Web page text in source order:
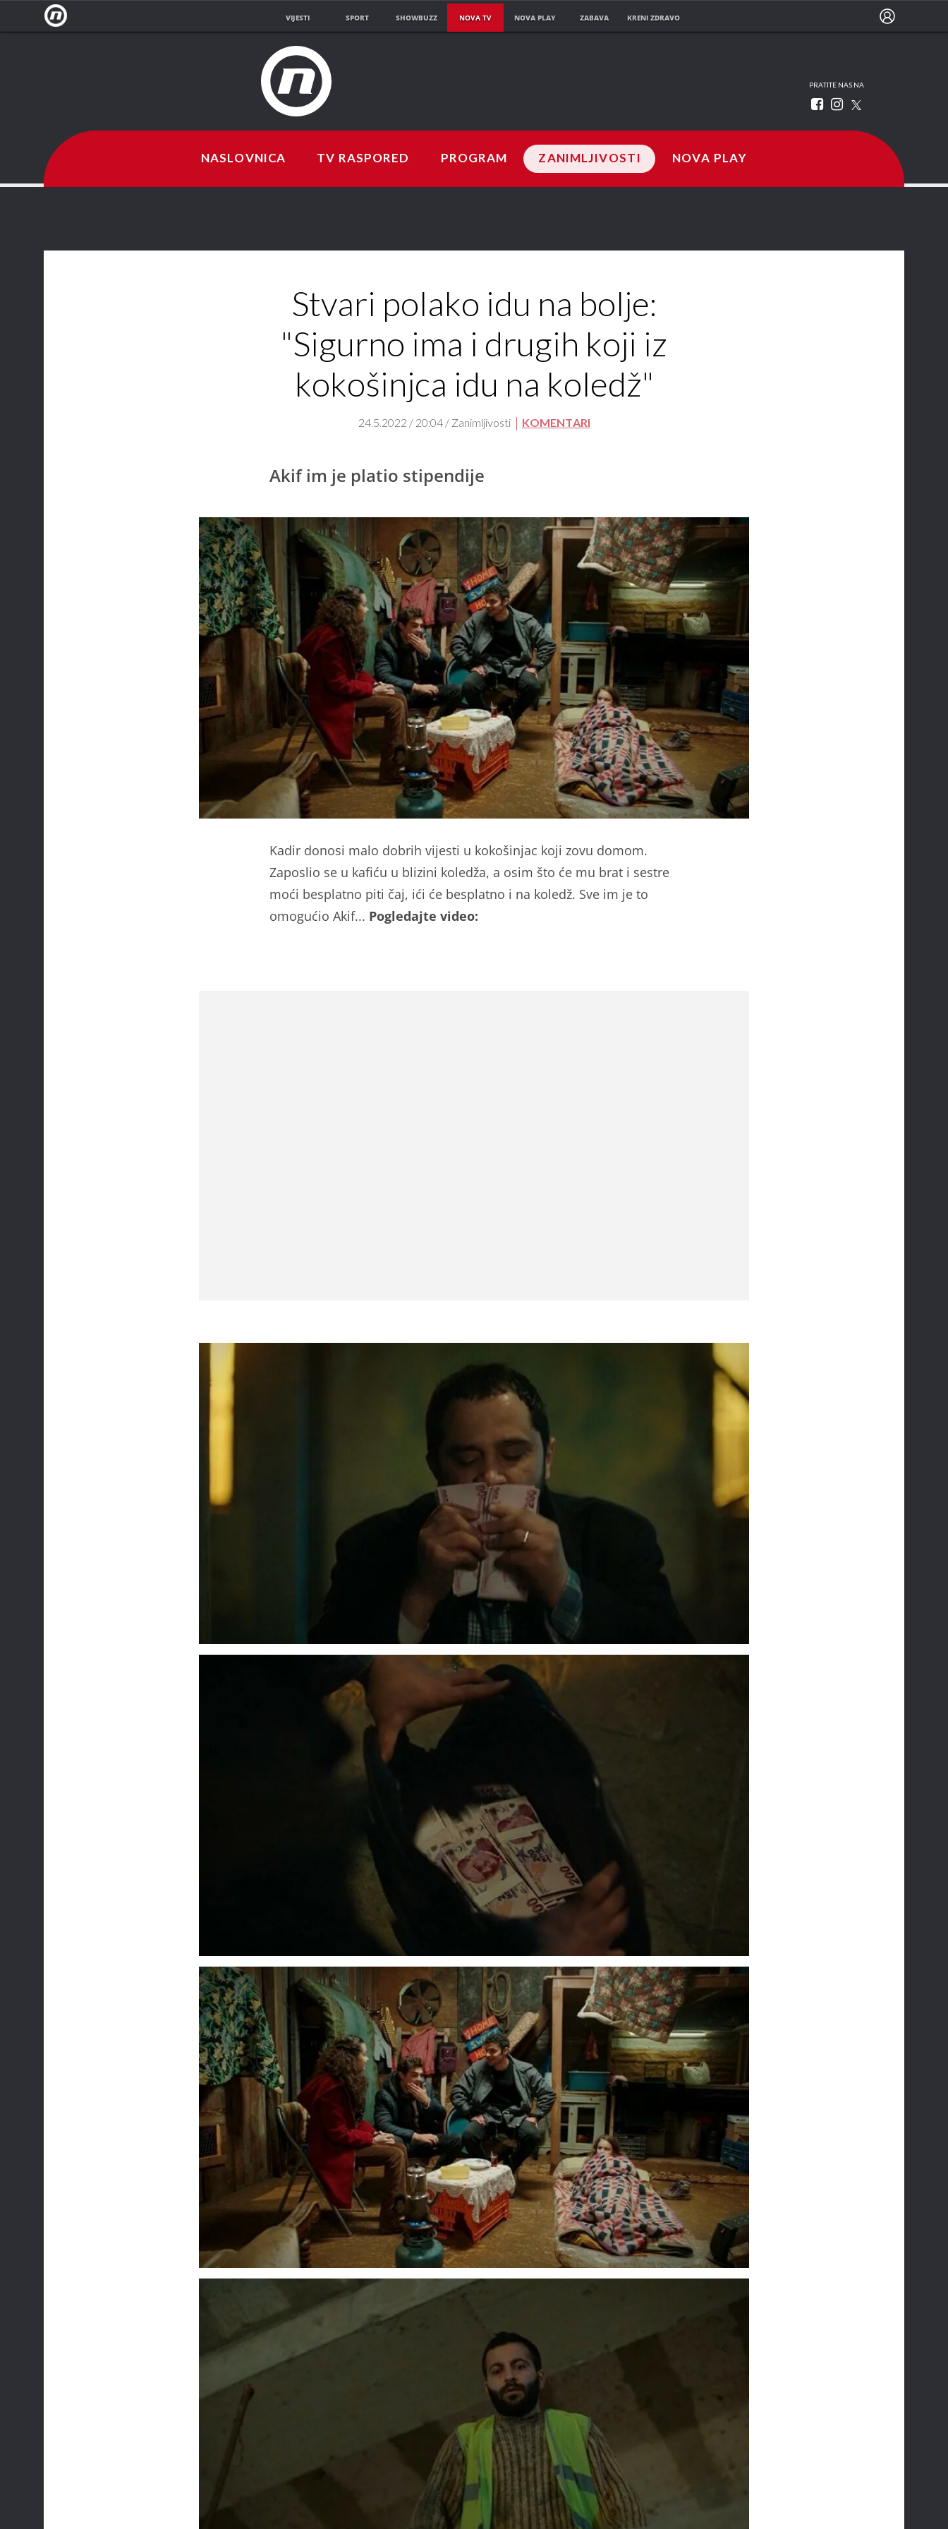
VIJESTI SPORT SHOWBUZZ NOVA TV NOVA PLAY ZABAVA KRENI ZDRAVO
PRATITE NAS NA
NASLOVNICA TV RASPORED PROGRAM ZANIMLJIVOSTI NOVA PLAY
Stvari polako idu na bolje:
"Sigurno ima i drugih koji iz
kokošinjca idu na koledž"
24.5.2022 / 20:04 / Zanimljivosti KOMENTARI
Akif im je platio stipendije
Kadir donosi malo dobrih vijesti u kokošinjac koji zovu domom.
Zaposlio se u kafiću u blizini koledža, a osim što će mu brat i sestre
moći besplatno piti čaj, ići će besplatno i na koledž. Sve im je to
omogućio Akif... Pogledajte video: